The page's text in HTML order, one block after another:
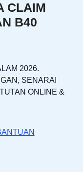
CLAIM
B40
2026.
SENARAI
ONLINE &